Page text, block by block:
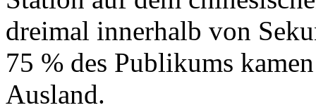
dreimal innerhalb von
75 % des Publikums
Ausland.